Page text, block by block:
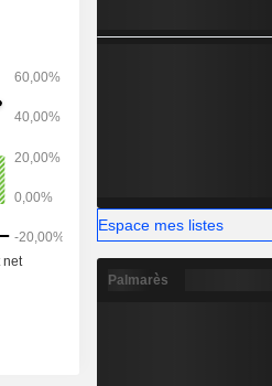
Espace mes listes
Palmarès